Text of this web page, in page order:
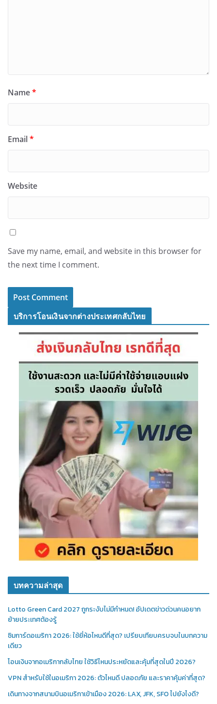
Name*
Email*
Website
Save my name, email, and website in this browser for
the next time I comment.
บริการโอนเงินจากต่างประเทศกลับไทย
บทความล่าสุด
Lotto Green Card 2027 ถูกระงับไม่มีกำหนด! อัปเดตข่าวด่วนคนอยาก
ย้ายประเทศต้องรู้
ซิมการ์ดอเมริกา 2026: ใช้ยี่ห้อไหนดีที่สุด? เปรียบเทียบครบจบในบทความ
เดียว
โอนเงินจากอเมริกากลับไทย ใช้วิธีไหนประหยัดและคุ้มที่สุดในปี 2026?
VPN สำหรับใช้ในอเมริกา 2026: ตัวไหนดี ปลอดภัย และราคาคุ้มค่าที่สุด?
เดินทางจากสนามบินอเมริกาเข้าเมือง 2026: LAX, JFK, SFO ไปยังไงดี?